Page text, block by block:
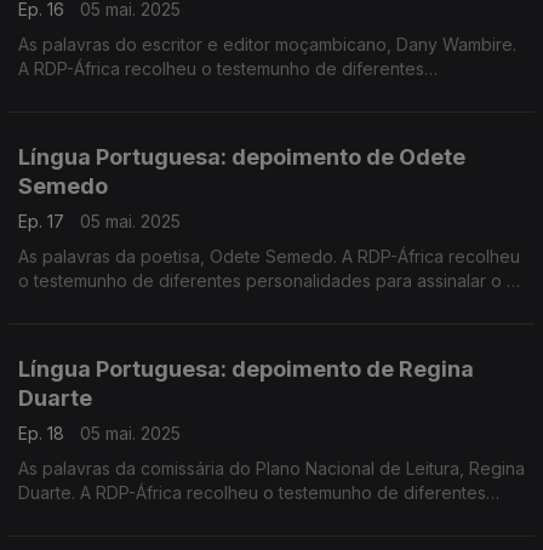
Ep. 16
05 mai. 2025
As palavras do escritor e editor moçambicano, Dany Wambire.
A RDP-África recolheu o testemunho de diferentes
Língua Portuguesa: depoimento de Odete
Semedo
Ep. 17
05 mai. 2025
As palavras da poetisa, Odete Semedo. A RDP-África recolheu
o testemunho de diferentes personalidades para assinalar o 5
Língua Portuguesa: depoimento de Regina
Duarte
Ep. 18
05 mai. 2025
As palavras da comissária do Plano Nacional de Leitura, Regina
Duarte. A RDP-África recolheu o testemunho de diferentes